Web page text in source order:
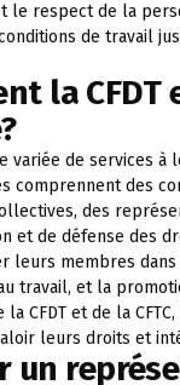
respect de la
de travail
la CFDT
variée de services
comprennent des
des
et de défense des
leurs membres
travail, et la
CFDT et de la
leurs droits et
un